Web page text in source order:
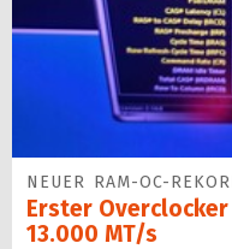
NEUER RAM-OC-
Erster
13.000 MT/s